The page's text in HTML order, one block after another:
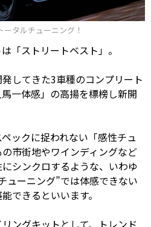
タルチューニング！
「ストリートベスト」。
してきた3車種のコンプリート
一体感」の高揚を標榜し新開
ックに捉われない「感性チュ
市街地やワインディングなど
シンクロするような、いわゆ
ューニング”では体感できない
できるといいます。